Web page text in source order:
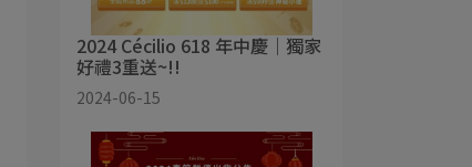
2024 Cécilio 618 年中慶｜獨家
好禮3重送~!!
2024-06-15